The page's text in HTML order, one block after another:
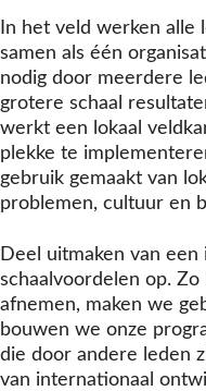
In het veld werken alle
samen als één
nodig door meerdere
grotere schaal
werkt een lokaal
plekke te
gebruik gemaakt van
problemen, cultuur en
Deel uitmaken van
schaalvoordelen op.
afnemen, maken we
bouwen we onze
die door andere leden
van internationaal